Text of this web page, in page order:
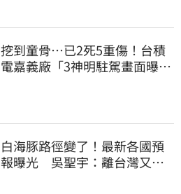
挖到童骨…已2死5重傷！台積
電嘉義廠「3神明駐駕畫面曝
白海豚路徑變了！最新各國預
報曝光 吳聖宇：離台灣又更